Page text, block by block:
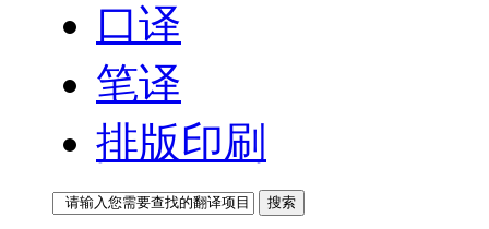
口译
笔译
排版印刷